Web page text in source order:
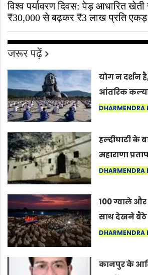
विश्व पर्यावरण दिवस: पेड़ आधारित
₹30,000 से बढ़कर ₹3 लाख प्रति
जरूर पढ़ें
योग न दर्शन
आंतरिक
अंतरराष्ट्रीय
DHARMENDRA
हल्दीघाटी के
महाराणा
का वह
DHARMENDRA
100 ग्वाले
साथ देखने बैठे
नागपुर में
कर सकते हैं”
DHARMENDRA
कानपुर के